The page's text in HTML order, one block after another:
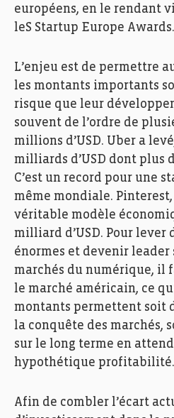
européens, en le rendant
leS Startup Europe Awards.
L’enjeu est de permettre
les montants importants
risque que leur
souvent de l’ordre de
millions d’USD. Uber a
milliards d’USD dont plus
C’est un record pour une
même mondiale. Pinterest,
véritable modèle
milliard d’USD. Pour lever
énormes et devenir leader
marchés du numérique, il
le marché américain, ce
montants permettent soit
la conquête des marchés,
sur le long terme en
hypothétique profitabilité.
Afin de combler l’écart